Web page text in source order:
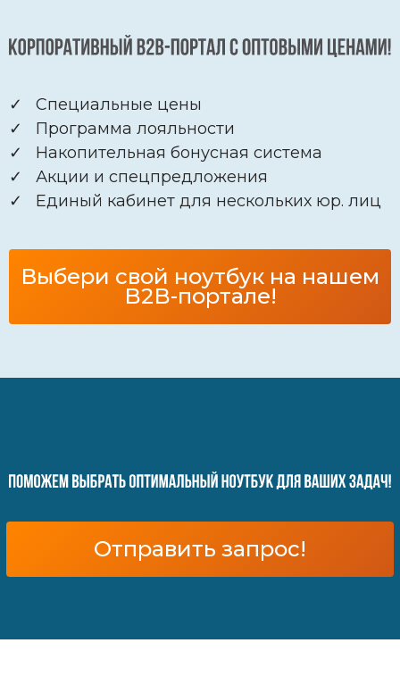
✓ Специальные цены
✓ Программа лояльности
✓ Накопительная бонусная система
✓ Акции и спецпредложения
✓ Единый кабинет для нескольких юр. лиц
Выбери свой ноутбук на нашем
B2B-портале!
Отправить запрос!